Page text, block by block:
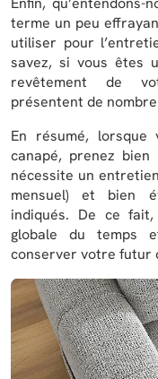
terme un peu
utiliser pour
savez, si vous êtes
revêtement de
présentent de
En résumé,
canapé, prenez
nécessite un
mensuel) et bien
indiqués. De ce
globale du temps
conserver votre futur